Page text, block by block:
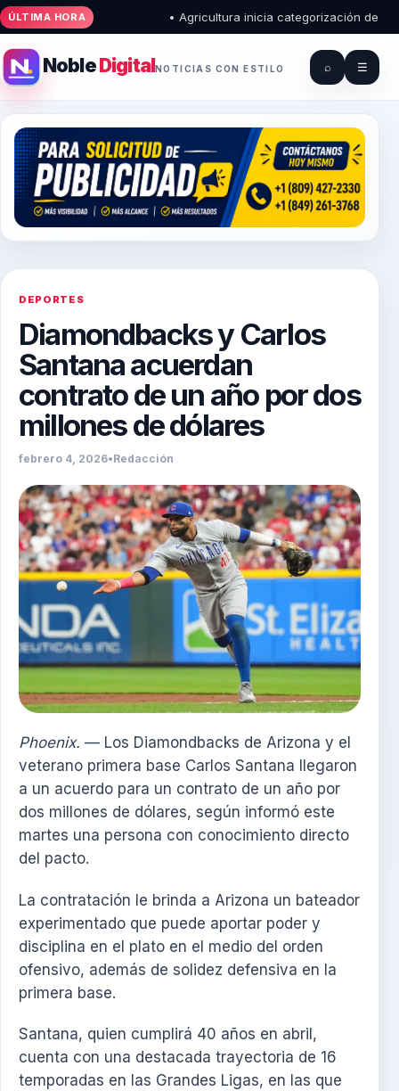
ÚLTIMA HORA • Agricultura inicia categorización de
NobleDigitalNOTICIAS CON ESTILO ⌕ ☰
DEPORTES
Diamondbacks y Carlos
Santana acuerdan
contrato de un año por dos
millones de dólares
febrero 4, 2026•Redacción
Phoenix. — Los Diamondbacks de Arizona y el
veterano primera base Carlos Santana llegaron
a un acuerdo para un contrato de un año por
dos millones de dólares, según informó este
martes una persona con conocimiento directo
del pacto.
La contratación le brinda a Arizona un bateador
experimentado que puede aportar poder y
disciplina en el plato en el medio del orden
ofensivo, además de solidez defensiva en la
primera base.
Santana, quien cumplirá 40 años en abril,
cuenta con una destacada trayectoria de 16
temporadas en las Grandes Ligas, en las que